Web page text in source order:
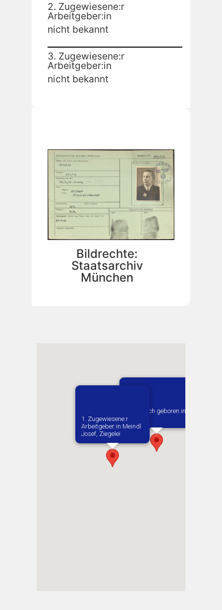
2. Zugewiesene:r
Arbeitgeber:in
nicht bekannt
3. Zugewiesene:r
Arbeitgeber:in
nicht bekannt
Bildrechte:
Staatsarchiv
München
Vermutlich geboren in
Krakow
1. Zugewiesene:r
Arbeitgeber:in​ Meindl
Josef, Ziegelei